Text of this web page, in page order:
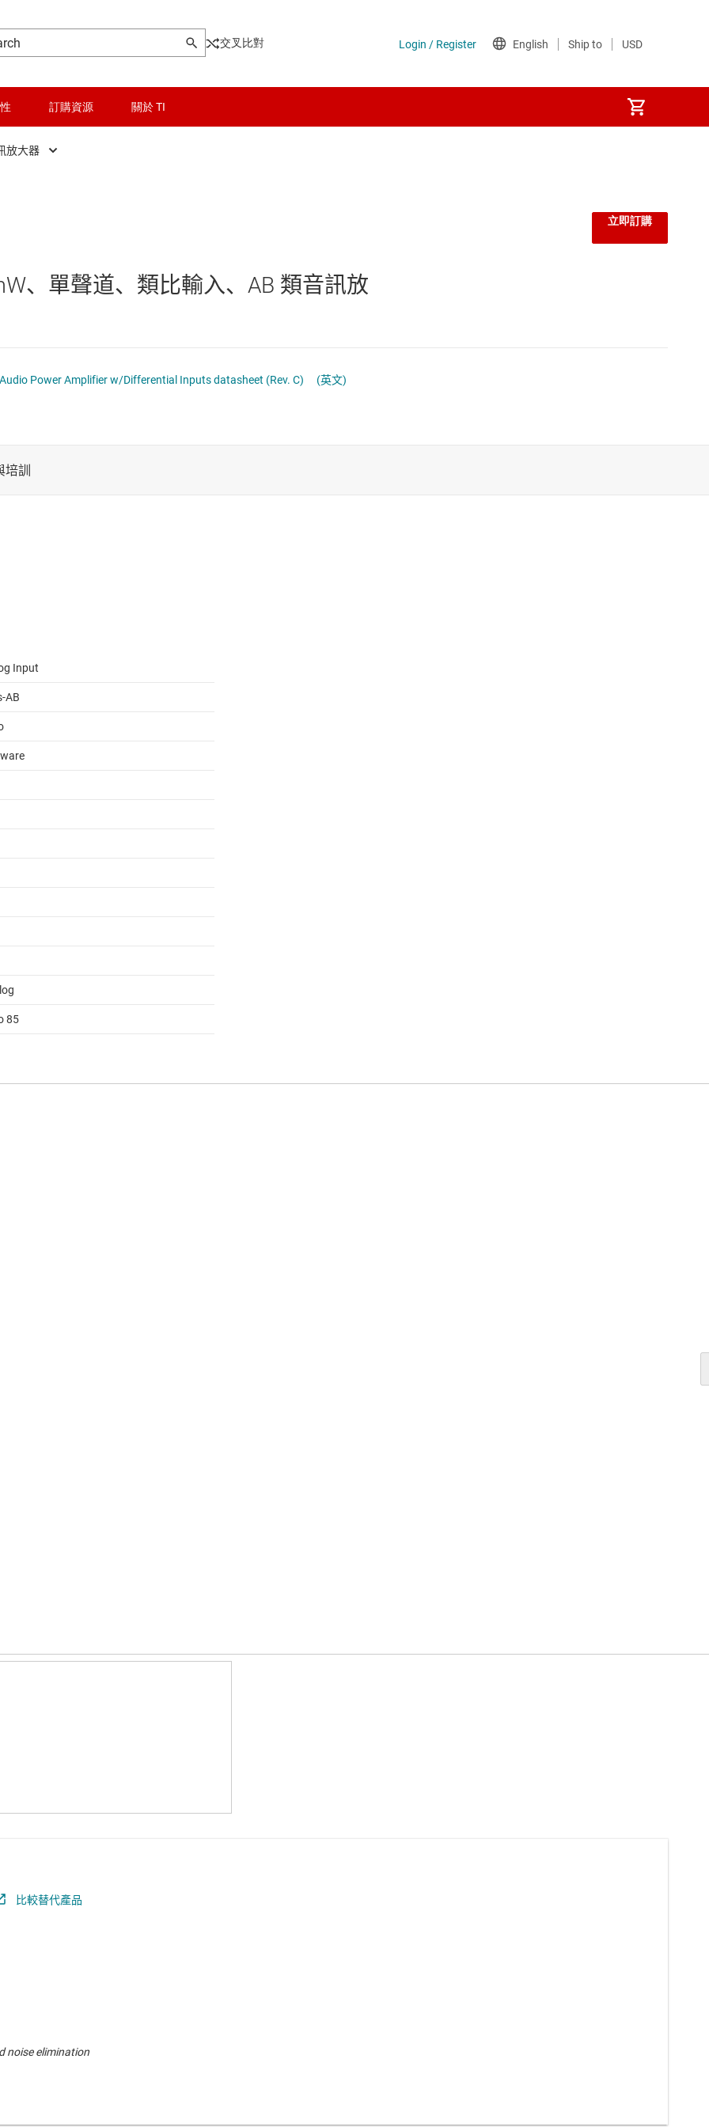
交叉比對
訂購資源 關於 TI
邏輯和電壓轉換
馬達驅動器
放大器
行動電話、平板電腦和穿戴式音訊放大器
、單聲道、類比輸入、AB 類音訊放
立即訂購
Power Amplifier w/Differential Inputs datasheet (Rev. C) (英文)
Input
AB
85
比較替代產品
noise elimination